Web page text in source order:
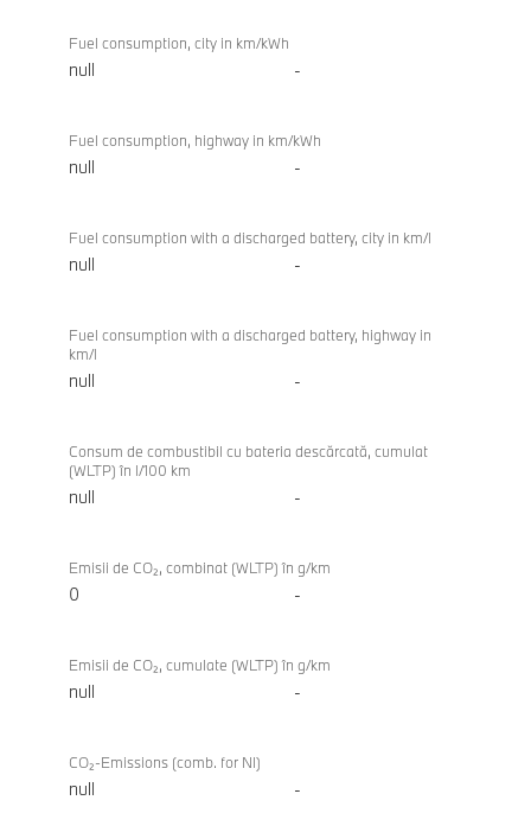
Fuel consumption, city in km/kWh
null -
Fuel consumption, highway in km/kWh
null -
Fuel consumption with a discharged battery, city in km/l
null -
Fuel consumption with a discharged battery, highway in
km/l
null -
Consum de combustibil cu bateria descărcată, cumulat
(WLTP) în l/100 km
null -
Emisii de CO₂, combinat (WLTP) în g/km
0 -
Emisii de CO₂, cumulate (WLTP) în g/km
null -
CO₂-Emissions (comb. for NI)
null -